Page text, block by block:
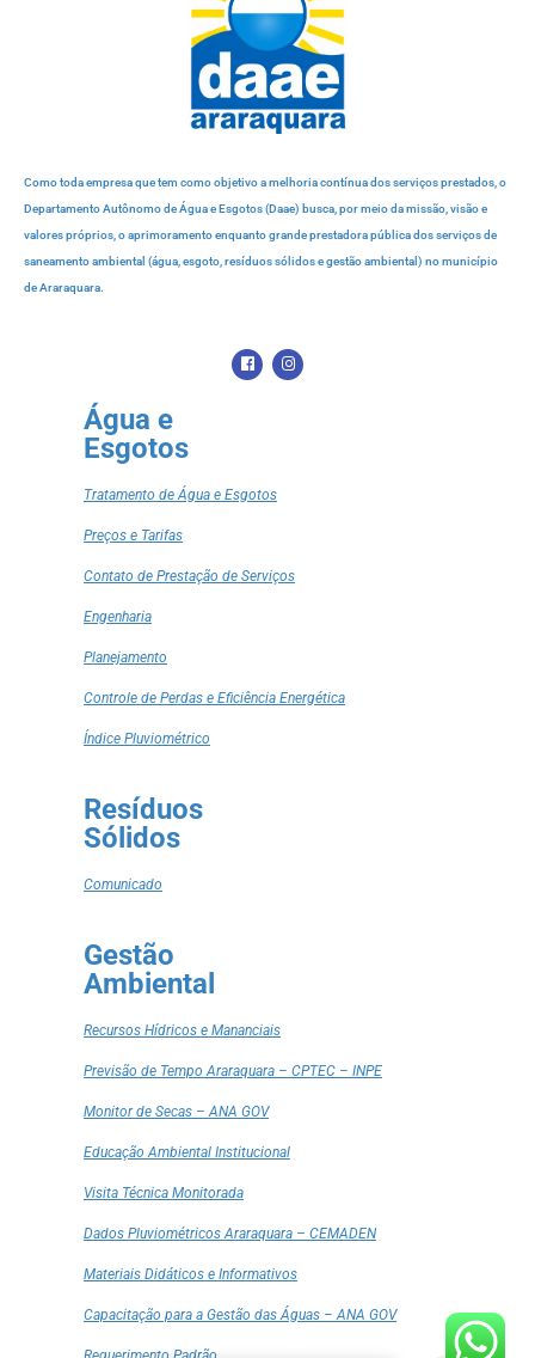
Como toda empresa que tem como objetivo a melhoria contínua dos serviços prestados, o
Departamento Autônomo de Água e Esgotos (Daae) busca, por meio da missão, visão e
valores próprios, o aprimoramento enquanto grande prestadora pública dos serviços de
saneamento ambiental (água, esgoto, resíduos sólidos e gestão ambiental) no município
de Araraquara.
Água e
Esgotos
Tratamento de Água e Esgotos
Preços e Tarifas
Contato de Prestação de Serviços
Engenharia
Planejamento
Controle de Perdas e Eficiência Energética
Índice Pluviométrico
Resíduos
Sólidos
Comunicado
Gestão
Ambiental
Recursos Hídricos e Mananciais
Previsão de Tempo Araraquara – CPTEC – INPE
Monitor de Secas – ANA GOV
Educação Ambiental Institucional
Visita Técnica Monitorada
Dados Pluviométricos Araraquara – CEMADEN
Materiais Didáticos e Informativos
Capacitação para a Gestão das Águas – ANA GOV